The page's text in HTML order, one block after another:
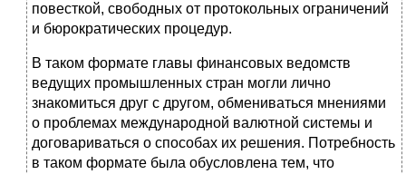
повесткой, свободных от протокольных ограничений
и бюрократических процедур.
В таком формате главы финансовых ведомств
ведущих промышленных стран могли лично
знакомиться друг с другом, обмениваться мнениями
о проблемах международной валютной системы и
договариваться о способах их решения. Потребность
в таком формате была обусловлена тем, что